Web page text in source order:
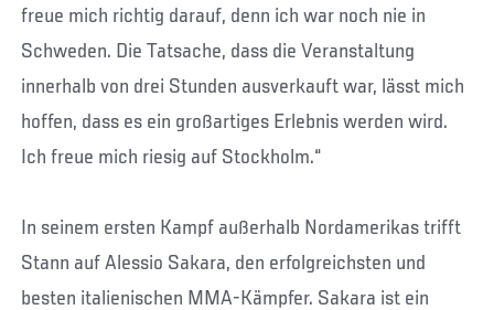
freue mich richtig darauf, denn ich war noch nie in
Schweden. Die Tatsache, dass die Veranstaltung
innerhalb von drei Stunden ausverkauft war, lässt mich
hoffen, dass es ein großartiges Erlebnis werden wird.
Ich freue mich riesig auf Stockholm.“
In seinem ersten Kampf außerhalb Nordamerikas trifft
Stann auf Alessio Sakara, den erfolgreichsten und
besten italienischen MMA-Kämpfer. Sakara ist ein